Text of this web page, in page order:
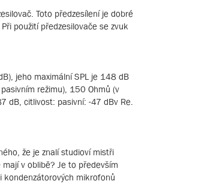
Toto předzesílení je dobré
použití předzesilovače se zvuk
jeho maximální SPL je 148 dB
režimu), 150 Ohmů (v
dB, citlivost: pasivní: -47 dBv Re.
že je znalí studioví mistři
v oblibě? Je to především
kondenzátorových mikrofonů